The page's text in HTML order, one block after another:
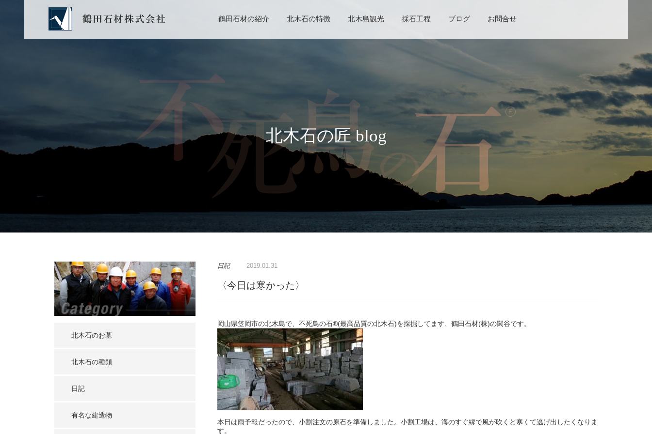
鶴田石材の紹介 北木石の特徴 北木島観光 採石工程 ブログ お問合せ
北木石の匠 blog
日記 2019.01.31
〈今日は寒かった〉
岡山県笠岡市の北木島で、不死鳥の石®️(最高品質の北木石)を採掘してます、鶴田石材(株)の関谷です。
本日は雨予報だったので、小割注文の原石を準備しました。小割工場は、海のすぐ縁で風が吹くと寒くて逃げ出したくなりま
す。
北木石のお墓
北木石の種類
日記
有名な建造物